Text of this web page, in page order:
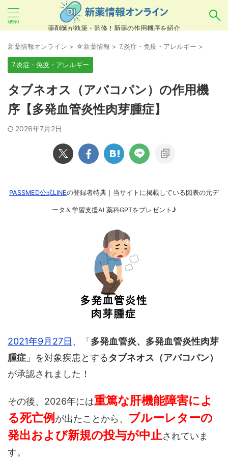
薬剤師が執筆・監修！新薬の作用機序を紹介
あいまい検索（例：ひらがな、誤字）には対応し
ていませんので、製品名・一般名・キーワードな
どをカタカナでご入力ください。
良い例：テセントリク
悪い例：てせんとりく テセンタリク
新薬情報オンライン > ☆新薬情報 > 7.炎症・免疫・アレルギー >
7.炎症・免疫・アレルギー
タブネオス（アバコパン）の作用機
序【多発血管炎性肉芽腫症】
2026年7月2日
PASSMED公式LINEの登録者特典｜当サイトに掲載している図表の元デ
ータ＆学習支援AI 薬科GPTをプレゼント♪
2021年9月27日 、「多発血管炎、多発血管炎性肉芽
腫症 」を対象疾患とするタブネオス（アバコパン）
が承認されました！
その後、2026年には重篤な肝機能障害によ
る死亡例が出たことから、 ブルーレターの
発出および新規の投与が中止されていま
す。